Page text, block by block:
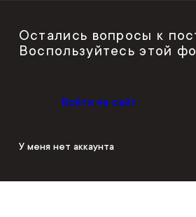
Остались вопросы к
Воспользуйтесь этой
Войти на сайт
У меня нет аккаунта